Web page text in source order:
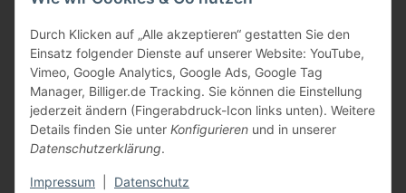
Durch Klicken auf „Alle akzeptieren“ gestatten Sie den
Einsatz folgender Dienste auf unserer Website: YouTube,
Vimeo, Google Analytics, Google Ads, Google Tag
Manager, Billiger.de Tracking. Sie können die Einstellung
jederzeit ändern (Fingerabdruck-Icon links unten). Weitere
Details finden Sie unter Konfigurieren und in unserer
Datenschutzerklärung.
Impressum Datenschutz
Vertrag widerrufen